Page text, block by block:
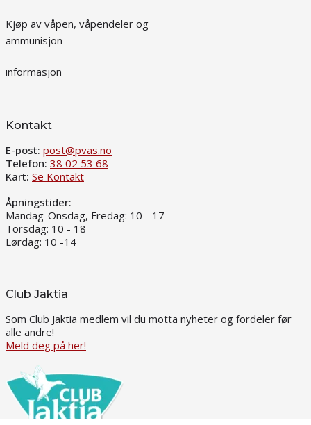
Kjøp av våpen, våpendeler og
ammunisjon
informasjon
Kontakt
E-post: post@pvas.no
Telefon: 38 02 53 68
Kart: Se Kontakt
Åpningstider:
Mandag-Onsdag, Fredag: 10 - 17
Torsdag: 10 - 18
Lørdag: 10 -14
Club Jaktia
Som Club Jaktia medlem vil du motta nyheter og fordeler før
alle andre!
Meld deg på her!